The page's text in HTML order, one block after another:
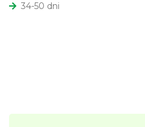
34-50 dni